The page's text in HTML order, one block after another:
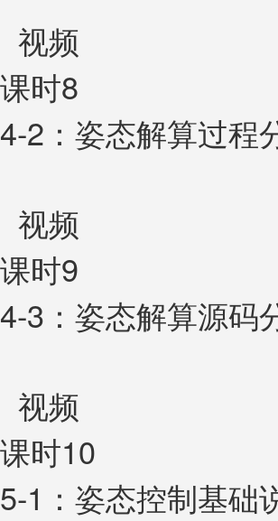
视频
课时8
4-2：姿态解算过程
视频
课时9
4-3：姿态解算源码
视频
课时10
5-1：姿态控制基础